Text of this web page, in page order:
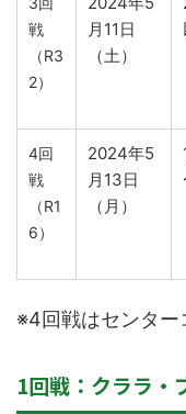
戦
（R3
2）
月11日
（土）
4回
戦
（R1
6）
2024年5
月13日
（月）
※4回戦はセンター
1回戦：クララ・